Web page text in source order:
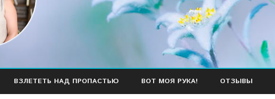
Наверх
ВЗЛЕТЕТЬ НАД ПРОПАСТЬЮ ВОТ МОЯ РУКА! ОТЗЫВЫ